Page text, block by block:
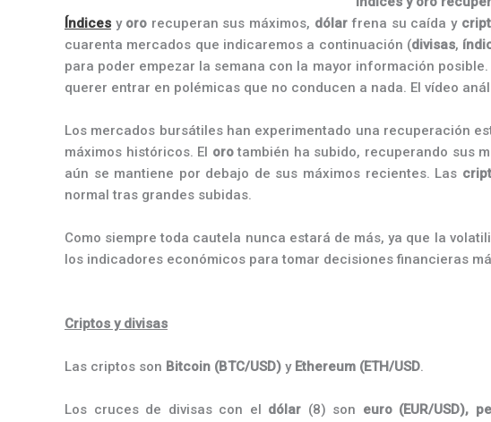
Índices y oro recuperan sus máximos, dólarfrena su caída y
cuarenta mercados que indicaremos a continuación (divisas,
para poder empezar la semana con la mayor información
querer entrar en polémicas que no conducen a nada. El vídeo
Los mercados bursátiles han experimentado una recuperación
máximos históricos. El orotambién ha subido, recuperando sus
aún se mantiene por debajo de sus máximos recientes. Las
normal tras grandes subidas.
Como siempre toda cautela nunca estará de más, ya que la
los indicadores económicos para tomar decisiones financieras
Criptos y divisas
Las criptos son Bitcoin (BTC/USD) y Ethereum (ETH/USD.
Los cruces de divisas con el dólar (8) son euro (EUR/USD),